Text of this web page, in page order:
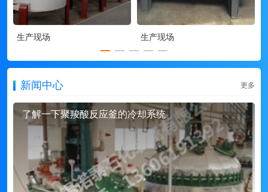
生产现场 生产现场
新闻中心 更多
了解一下聚羧酸反应釜的冷却系统